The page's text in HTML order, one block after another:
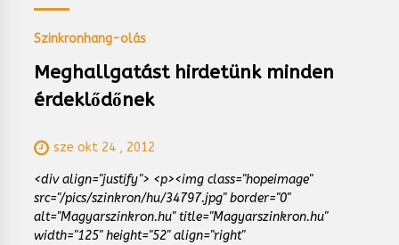
Szinkronhang-olás
Meghallgatást hirdetünk minden
érdeklődőnek
sze okt 24 , 2012
<div align="justify"> <p><img class="hopeimage"
src="/pics/szinkron/hu/34797.jpg" border="0"
alt="Magyarszinkron.hu" title="Magyarszinkron.hu"
width="125" height="52" align="right"